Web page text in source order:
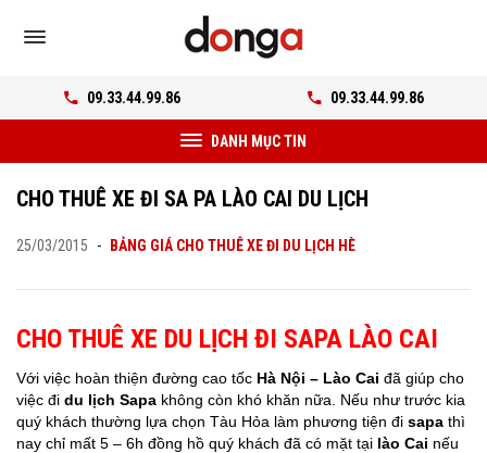
09.33.44.99.86 09.33.44.99.86
DANH MỤC TIN
CHO THUÊ XE ĐI SA PA LÀO CAI DU LỊCH
25/03/2015 - BẢNG GIÁ CHO THUÊ XE ĐI DU LỊCH HÈ
CHO THUÊ XE DU LỊCH ĐI SAPA LÀO CAI
Với việc hoàn thiện đường cao tốc Hà Nội – Lào Cai đã giúp cho
việc đi du lịch Sapa không còn khó khăn nữa. Nếu như trước kia
quý khách thường lựa chọn Tàu Hỏa làm phương tiện đi sapa thì
nay chỉ mất 5 – 6h đồng hồ quý khách đã có mặt tại lào Cai nếu